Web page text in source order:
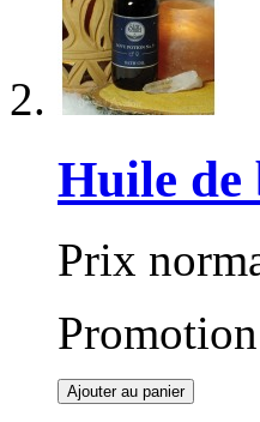
Huile de
Prix
Ajouter au panier